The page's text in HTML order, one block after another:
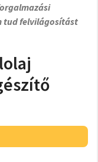
tud felvilágosítást